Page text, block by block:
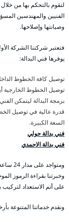
لتقوم بالتحكم بها من
الفنيين والمهندسين
وصيانتها وإصلاحها.
فتعتبر شركتنا الشركة
يوفرها فني البدالة:
توصيل كافة الخطوط
توصيل الخطوط الخارجية
برمجة البدالة ليتمكن
قدرة عالية في توصيل
السعة الكبيرة.
فني بدالة حولي
فني بدالة الاحمدي
وخبرتنا بقراءة الرموز
على أتم الاستعداد لتركيب
ونقدم خدماتنا المتنوعة